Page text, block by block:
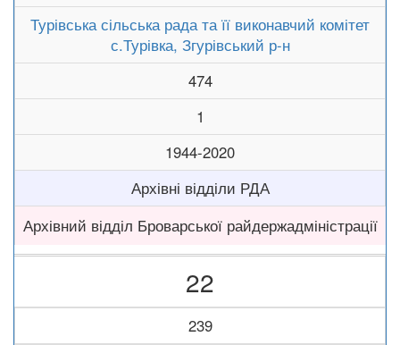
Турівська сільська рада та її виконавчий комітет
с.Турівка, Згурівський р-н
474
1
1944-2020
Архівні відділи РДА
Архівний відділ Броварської райдержадміністрації
22
239